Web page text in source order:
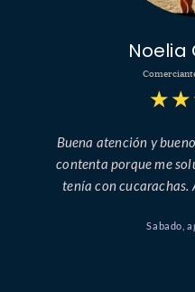
Noelia
★ ★
Buena atención y
contenta porque me
tenía con cucarachas.
Sabado,